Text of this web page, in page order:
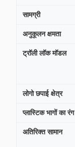
सामग्री
अनुकूलन क्षमता
ट्रॉली लॉक मॉडल
लोगो छपाई क्षेत्र
प्लास्टिक भागों का रंग
अतिरिक्त सामान